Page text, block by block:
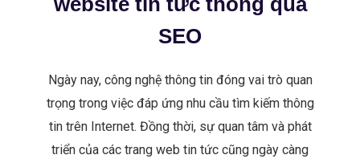
SEO
Ngày nay, công nghệ thông tin đóng vai trò quan
trọng trong việc đáp ứng nhu cầu tìm kiếm thông
tin trên Internet. Đồng thời, sự quan tâm và phát
triển của các trang web tin tức cũng ngày càng